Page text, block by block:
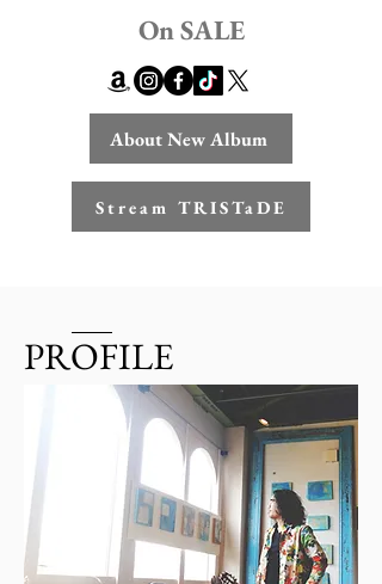
On SALE
About New Album
Stream TRISTaDE
PROFILE